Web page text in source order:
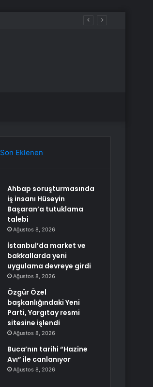
Son Eklenen
Ahbap soruşturmasında
iş insanı Hüseyin
Başaran’a tutuklama
talebi
Ağustos 8, 2026
İstanbul’da market ve
bakkallarda yeni
uygulama devreye girdi
Ağustos 8, 2026
Özgür Özel
başkanlığındaki Yeni
Parti, Yargıtay resmi
sitesine işlendi
Ağustos 8, 2026
Buca’nın tarihi “Hazine
Avı” ile canlanıyor
Ağustos 8, 2026